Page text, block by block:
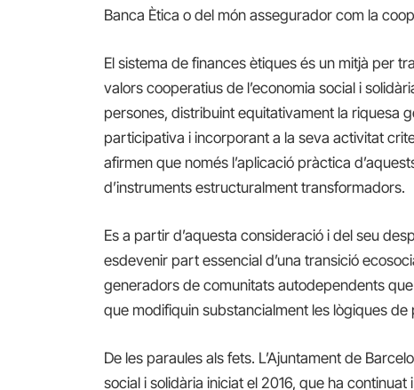
Banca Ètica o del món assegurador com la
El sistema de finances ètiques és un mitjà per
valors cooperatius de l’economia social i
persones, distribuint equitativament la riquesa
participativa i incorporant a la seva activitat
afirmen que només l’aplicació pràctica
d’instruments estructuralment transformadors.
Es a partir d’aquesta consideració i del seu
esdevenir part essencial d’una transició
generadors de comunitats autodependents
que modifiquin substancialment les lògiques
De les paraules als fets. L’Ajuntament de
social i solidària iniciat el 2016, que ha